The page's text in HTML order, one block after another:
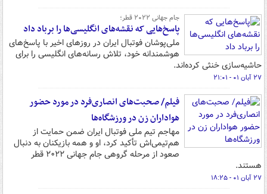
جام جهانی ۲۰۲۲‌ قطر؛
پاسخ‌هایی که نقشه‌های انگلیسی‌ها را برباد داد
ملی‌پوشان‌ فوتبال ایران در روزهای اخیر با پاسخ‌های
هوشمندانه خود، تلاش رسانه‌های‌ انگلیسی را برای
حاشیه‌سازی‌ خنثی کرده‌اند.
۲۷ آبان ۰۱ - ۲۱:۰۱
فیلم/ صحبت‌های انصاری‌فرد در مورد حضور
هواداران زن در ورزشگاه‌ها
مهاجم تیم ملی فوتبال ایران ضمن حمایت از
هم‌تیمی‌اش تأکید کرد، او و همه بازیکنان به دنبال
صعود از مرحله گروهی جام جهانی ۲۰۲۲ قطر
هستند.
۲۷ آبان ۰۱ - ۱۸:۲۵